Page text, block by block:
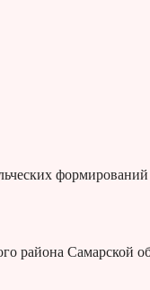
района Самарской